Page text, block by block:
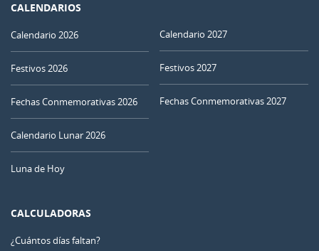
CALENDARIOS
Calendario 2026
Festivos 2026
Fechas Conmemorativas 2026
Calendario Lunar 2026
Luna de Hoy
Calendario 2027
Festivos 2027
Fechas Conmemorativas 2027
CALCULADORAS
¿Cuántos días faltan?